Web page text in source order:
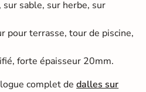
sur sable, sur herbe, sur
pour terrasse, tour de piscine,
forte épaisseur 20mm.
complet dedalles sur